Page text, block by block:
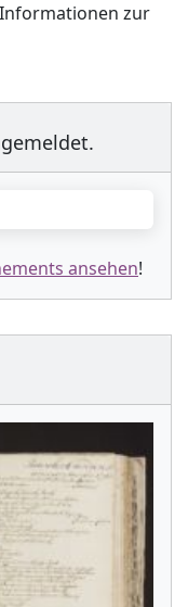
zur
ansehen!